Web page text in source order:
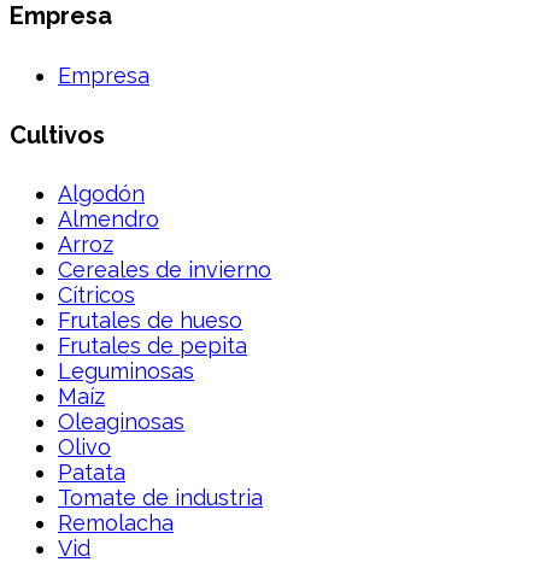
Empresa
Empresa
Cultivos
Algodón
Almendro
Arroz
Cereales de invierno
Cítricos
Frutales de hueso
Frutales de pepita
Leguminosas
Maíz
Oleaginosas
Olivo
Patata
Tomate de industria
Remolacha
Vid